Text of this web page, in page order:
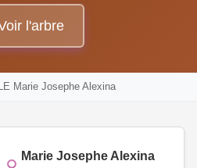
l'arbre
Marie Josephe Alexina
Marie Josephe Alexina